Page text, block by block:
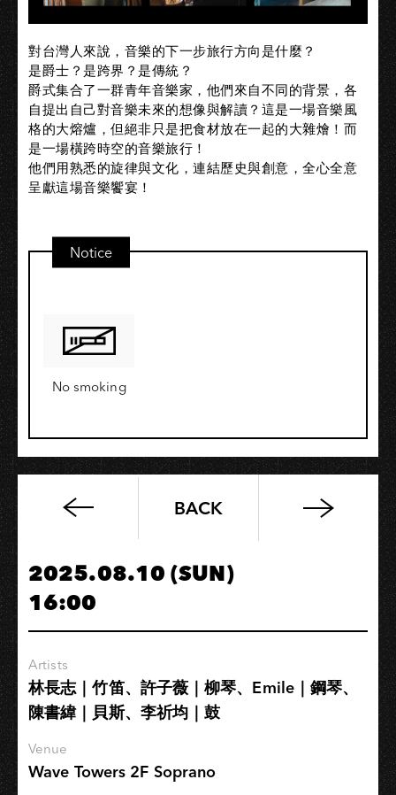
對台灣人來說，音樂的下一步旅行方向是什麼？
是爵士？是跨界？是傳統？
爵式集合了一群青年音樂家，他們來自不同的背景，各
自提出自己對音樂未來的想像與解讀？這是一場音樂風
格的大熔爐，但絕非只是把食材放在一起的大雜燴！而
是一場橫跨時空的音樂旅行！
他們用熟悉的旋律與文化，連結歷史與創意，全心全意
呈獻這場音樂饗宴！
Notice
No smoking
林
庭
Tim
Lin《Heartfelt》
新
巡
場】
BACK
2025.08.10 (SUN)
16:00
Artists
林長志｜竹笛、許子薇｜柳琴、Emile｜鋼琴、
陳書緯｜貝斯、李祈均｜鼓
Venue
Wave Towers 2F Soprano